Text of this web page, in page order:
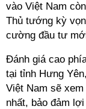
vào Việt Nam
Thủ tướng kỳ
cường đầu tư
Đánh giá cao
tại tỉnh Hưng
Việt Nam sẽ
nhất, bảo đảm